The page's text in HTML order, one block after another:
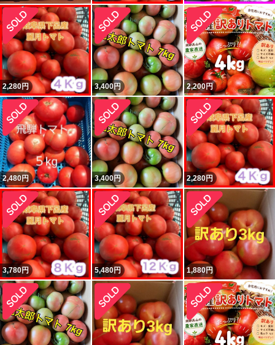
2,280円 3,400円 2,200円
2,480円 3,400円 2,280円
3,780円 5,480円 1,880円